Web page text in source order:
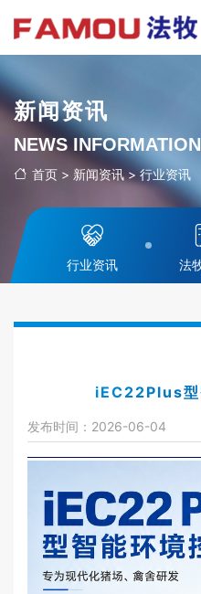
新闻资讯
NEWS INFORMATION
首页 > 新闻资讯>行业资讯
行业资讯 法
iEC22Plus型
发布时间：2026-06-04